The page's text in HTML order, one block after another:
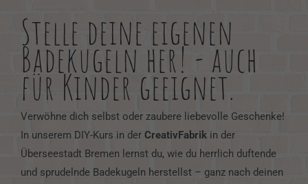
Stelle deine eigenen
Badekugeln her! - auch
für Kinder geeignet.
Verwöhne dich selbst oder zaubere liebevolle Geschenke!
In unserem DIY-Kurs in der CreativFabrik in der
Überseestadt Bremen lernst du, wie du herrlich duftende
und sprudelnde Badekugeln herstellst – ganz nach deinen